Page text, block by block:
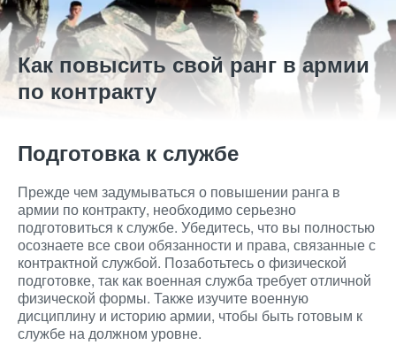
Как повысить свой ранг в армии
по контракту
Подготовка к службе
Прежде чем задумываться о повышении ранга в
армии по контракту, необходимо серьезно
подготовиться к службе. Убедитесь, что вы полностью
осознаете все свои обязанности и права, связанные с
контрактной службой. Позаботьтесь о физической
подготовке, так как военная служба требует отличной
физической формы. Также изучите военную
дисциплину и историю армии, чтобы быть готовым к
службе на должном уровне.